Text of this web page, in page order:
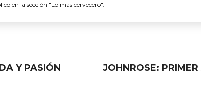
en la sección "Lo más cervecero".
Y PASIÓN
JOHNROSE: